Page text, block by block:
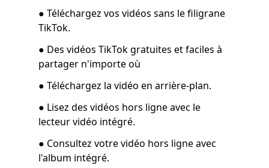
● Téléchargez vos vidéos sans le filigrane
TikTok.
● Des vidéos TikTok gratuites et faciles à
partager n'importe où
● Téléchargez la vidéo en arrière-plan.
● Lisez des vidéos hors ligne avec le
lecteur vidéo intégré.
● Consultez votre vidéo hors ligne avec
l'album intégré.